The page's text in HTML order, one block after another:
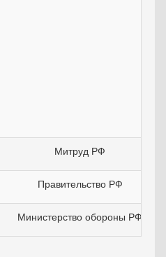
Митруд РФ
Правительство РФ
Министерство обороны РФ